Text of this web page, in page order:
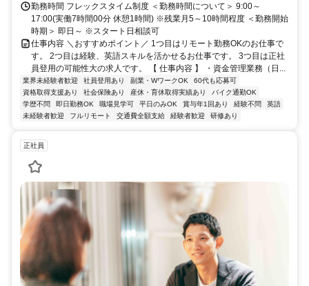
勤務時間 フレックスタイム制度 ＜勤務時間について＞ 9:00～
17:00(実働7時間00分 休憩1時間) ※残業月5～10時間程度 ＜勤務開始
時期＞ 即日～ ※スタート日相談可
仕事内容 ＼おすすめポイント／ 1つ目はリモート勤務OKのお仕事で
す。 2つ目は経験、英語スキルを活かせるお仕事です。 3つ目は正社
員登用の可能性大の求人です。 【 仕事内容 】 ・資金管理業務（日...
業界未経験者歓迎 社員登用あり 副業・WワークOK
60代も応募可
資格取得支援あり
社会保険あり 産休・育休取得実績あり
バイク通勤OK
学歴不問
即日勤務OK 職場見学可 平日のみOK 賞与年1回あり 経験不問
英語
未経験者歓迎
フルリモート 交通費全額支給 経験者歓迎 研修あり
正社員